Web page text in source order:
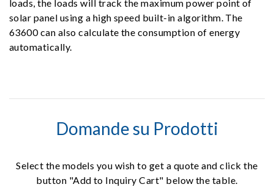
loads, the loads will track the maximum power point of
solar panel using a high speed built-in algorithm. The
63600 can also calculate the consumption of energy
automatically.
Domande su Prodotti
Select the models you wish to get a quote and click the
button "Add to Inquiry Cart" below the table.